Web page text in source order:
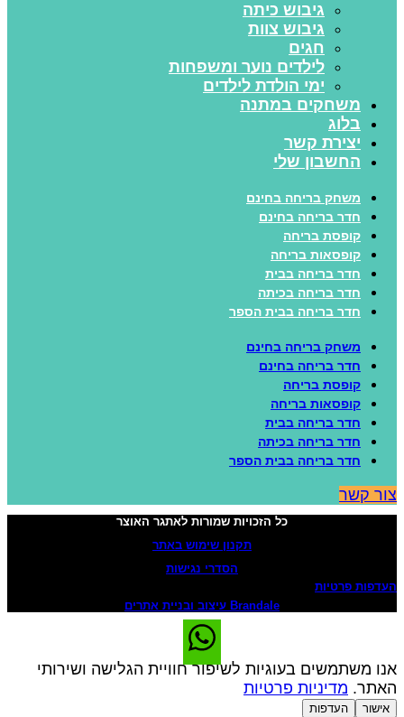
גיבוש כיתה
גיבוש צוות
חגים
לילדים נוער ומשפחות
ימי הולדת לילדים
משחקים במתנה
בלוג
יצירת קשר
החשבון שלי
משחק בריחה בחינם
חדר בריחה בחינם
קופסת בריחה
קופסאות בריחה
חדר בריחה בבית
חדר בריחה בכיתה
חדר בריחה בבית הספר
משחק בריחה בחינם
חדר בריחה בחינם
קופסת בריחה
קופסאות בריחה
חדר בריחה בבית
חדר בריחה בכיתה
חדר בריחה בבית הספר
קשר
כל הזכויות שמורות לאתגר האוצר
תקנון שימוש באתר
הסדרי נגישות
פרטיות
Brandale עיצוב ובניית אתרים
משתמשים בעוגיות לשיפור חוויית הגלישה ושירותי
מדיניות פרטיות
אישור העדפות